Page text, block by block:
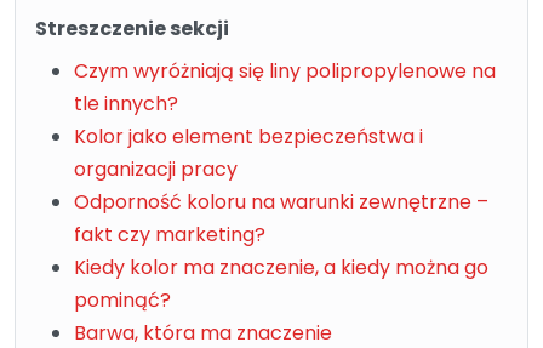
Streszczenie sekcji
Czym wyróżniają się liny polipropylenowe na
tle innych?
Kolor jako element bezpieczeństwa i
organizacji pracy
Odporność koloru na warunki zewnętrzne –
fakt czy marketing?
Kiedy kolor ma znaczenie, a kiedy można go
pominąć?
Barwa, która ma znaczenie